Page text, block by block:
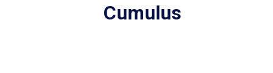
Cumulus